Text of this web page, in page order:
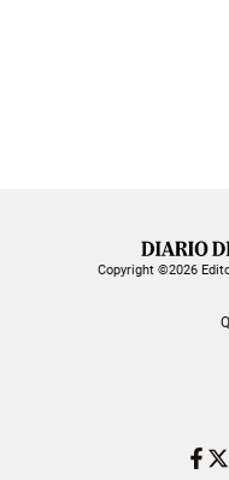
Copyright ©2026